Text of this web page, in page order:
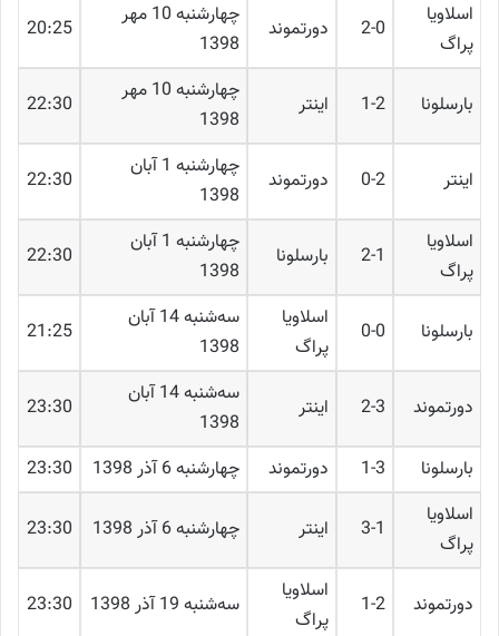
اسلاویا
پراگ
2-0 دورتموند
چهارشنبه 10 مهر
1398
20:25
بارسلونا 1-2 اینتر
چهارشنبه 10 مهر
1398
22:30
اینتر 0-2 دورتموند
چهارشنبه 1 آبان
1398
22:30
اسلاویا
پراگ
2-1 بارسلونا
چهارشنبه 1 آبان
1398
22:30
بارسلونا 0-0
اسلاویا
پراگ
ﺳﻪشنبه 14 آبان
1398
21:25
دورتموند 2-3 اینتر
ﺳﻪشنبه 14 آبان
1398
23:30
بارسلونا 1-3 دورتموند چهارشنبه 6 آذر 1398
23:30
اسلاویا
پراگ
3-1 اینتر چهارشنبه 6 آذر 1398 23:30
دورتموند 1-2
اسلاویا
پراگ
ﺳﻪشنبه 19 آذر 1398 23:30